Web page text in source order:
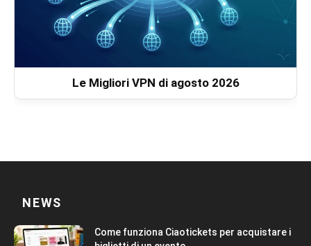
Le Migliori VPN di agosto 2026
NEWS
Come funziona Ciaotickets per acquistare i